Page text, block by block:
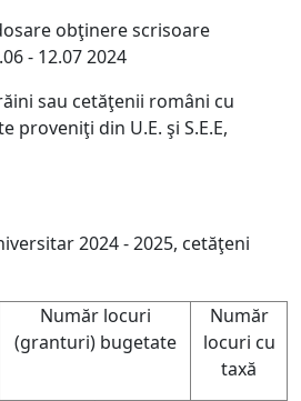
obţinere scrisoare
- 12.07 2024
sau cetăţenii români cu
proveniţi din U.E. şi S.E.E,
2024 - 2025, cetăţeni
Număr locuri
(granturi) bugetate
Număr
locuri cu
taxă